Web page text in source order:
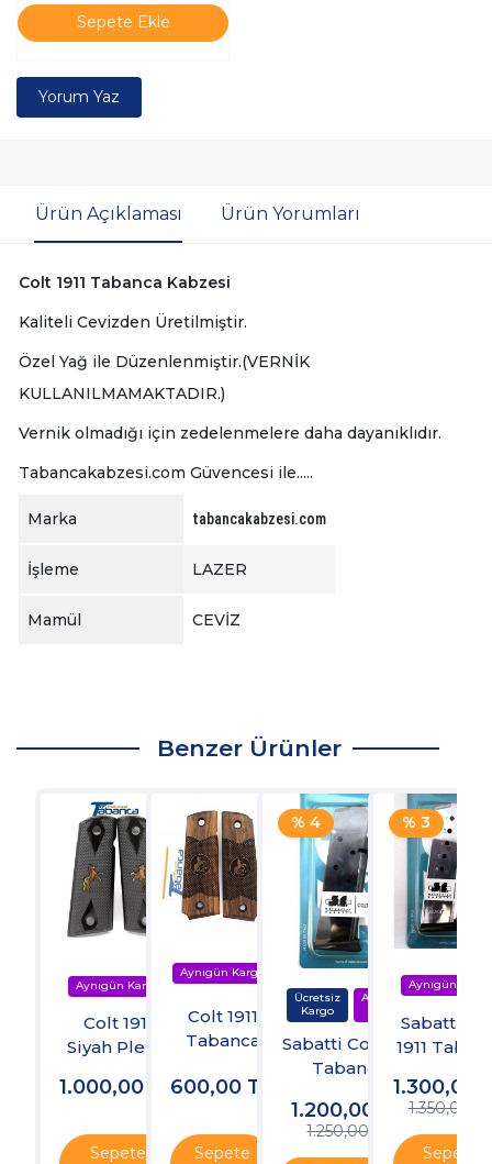
Sepete Ekle
Yorum Yaz
Ürün Açıklaması Ürün Yorumları
Colt 1911 Tabanca Kabzesi
Kaliteli Cevizden Üretilmiştir.
Özel Yağ ile Düzenlenmiştir.(VERNİK
KULLANILMAMAKTADIR.)
Vernik olmadığı için zedelenmelere daha dayanıklıdır.
Tabancakabzesi.com Güvencesi ile.....
Marka tabancakabzesi.com
İşleme LAZER
Mamül CEVİZ
Benzer Ürünler
Colt 1911
Siyah Pleksi
At Logolu
1.000,00 TL
Sepete
Colt 1911
Tabanca
600,00 TL
Sepete
% 4
Sabatti Colt 1911
Tabanca
1.200,00 TL
1.250,00 TL
% 3
Sabatti
1911
(Nikel)
1.300,00
1.350,00
Sepete